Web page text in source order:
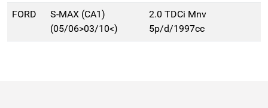
FORD
S-MAX (CA1)
(05/06>03/10<)
2.0 TDCi Mnv
5p/d/1997cc